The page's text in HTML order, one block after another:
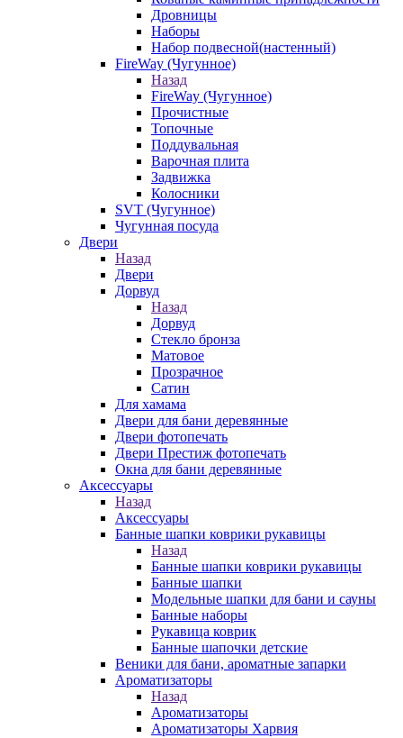
Дровницы
Наборы
Набор подвесной(настенный)
FireWay (Чугунное)
Назад
FireWay (Чугунное)
Прочистные
Топочные
Поддувальная
Варочная плита
Задвижка
Колосники
SVT (Чугунное)
Чугунная посуда
Двери
Назад
Двери
Дорвуд
Назад
Дорвуд
Стекло бронза
Матовое
Прозрачное
Сатин
Для хамама
Двери для бани деревянные
Двери фотопечать
Двери Престиж фотопечать
Окна для бани деревянные
Аксессуары
Назад
Аксессуары
Банные шапки коврики рукавицы
Назад
Банные шапки коврики рукавицы
Банные шапки
Модельные шапки для бани и сауны
Банные наборы
Рукавица коврик
Банные шапочки детские
Веники для бани, ароматные запарки
Ароматизаторы
Назад
Ароматизаторы
Ароматизаторы Харвия